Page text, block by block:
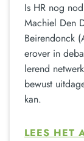
Is HR nog
Machiel Den
Beirendonck
erover in
lerend
bewust
kan.
LEES HET